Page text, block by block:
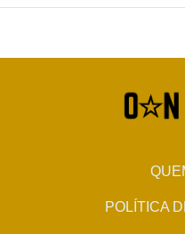
POLÍTICA